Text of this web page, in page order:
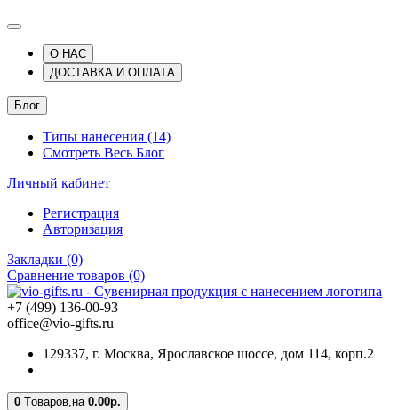
О НАС
ДОСТАВКА И ОПЛАТА
Блог
Типы нанесения (14)
Смотреть Весь Блог
Личный кабинет
Регистрация
Авторизация
Закладки (0)
Сравнение товаров (0)
+7 (499) 136-00-93
office@vio-gifts.ru
129337, г. Москва, Ярославское шоссе, дом 114, корп.2
0 Tоваров,на 0.00р.